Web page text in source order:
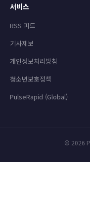
서비스
RSS 피드
기사제보
개인정보처리방침
청소년보호정책
PulseRapid (Global)
© 2026